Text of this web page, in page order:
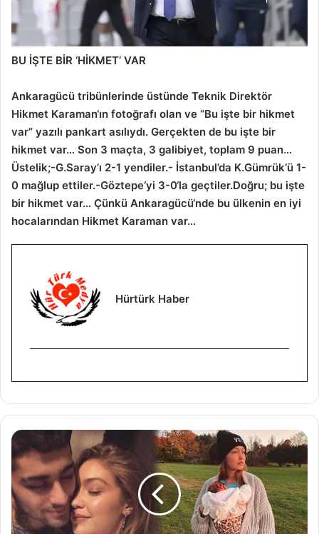
BU İŞTE BİR ‘HİKMET’ VAR
Ankaragücü tribünlerinde üstünde Teknik Direktör
Hikmet Karaman‘ın fotoğrafı olan ve “Bu işte bir hikmet
var” yazılı pankart asılıydı. Gerçekten de bu işte bir
hikmet var… Son 3 maçta, 3 galibiyet, toplam 9 puan…
Üstelik;-G.Saray’ı 2-1 yendiler.- İstanbul’da K.Gümrük‘ü 1-
0 mağlup ettiler.-Göztepe‘yi 3-0‘la geçtiler.Doğru; bu işte
bir hikmet var… Çünkü Ankaragücü‘nde bu ülkenin en iyi
hocalarından Hikmet Karaman var…
Hürtürk Haber
G
i
H
a
d